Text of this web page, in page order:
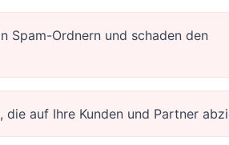
Spam-Ordnern und schaden den
auf Ihre Kunden und Partner